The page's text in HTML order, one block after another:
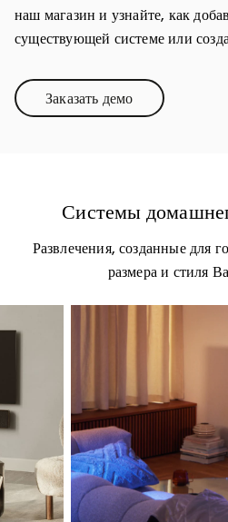
наш магазин и узнайте, как
существующей системе или
Заказать демоLink Opens in New
Системы
Развлечения, созданные для
размера и стиля